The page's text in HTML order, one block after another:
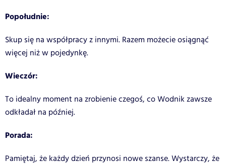
Popołudnie:
Skup się na współpracy z innymi. Razem możecie osiągnąć
więcej niż w pojedynkę.
Wieczór:
To idealny moment na zrobienie czegoś, co Wodnik zawsze
odkładał na później.
Porada:
Pamiętaj, że każdy dzień przynosi nowe szanse. Wystarczy, że